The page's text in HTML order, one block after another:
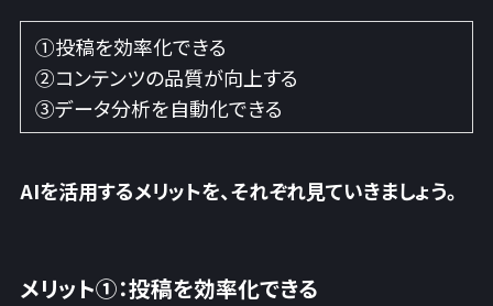
①投稿を効率化できる
②コンテンツの品質が向上する
③データ分析を自動化できる
AIを活用するメリットを、それぞれ見ていきましょう。
メリット①：投稿を効率化できる